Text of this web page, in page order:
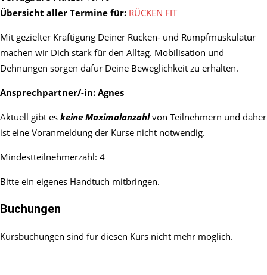
Übersicht aller Termine für: RÜCKEN FIT
Mit gezielter Kräftigung Deiner Rücken- und Rumpfmuskulatur
machen wir Dich stark für den Alltag. Mobilisation und
Dehnungen sorgen dafür Deine Beweglichkeit zu erhalten.
Ansprechpartner/-in: Agnes
Aktuell gibt es keine Maximalanzahlvon Teilnehmern und daher
ist eine Voranmeldung der Kurse nicht notwendig.
Mindestteilnehmerzahl: 4
Bitte ein eigenes Handtuch mitbringen.
Buchungen
Kursbuchungen sind für diesen Kurs nicht mehr möglich.